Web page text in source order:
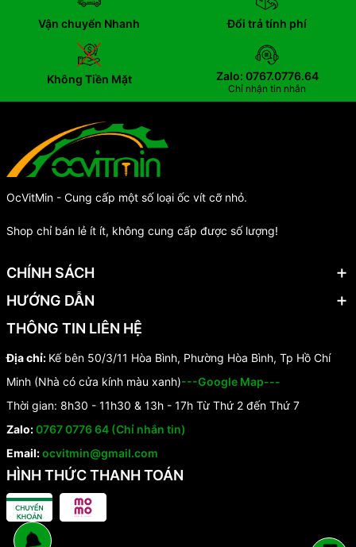
Vận chuyển Nhanh Đổi trả tính phí
Không Tiền Mặt Zalo: 0767.0776.64
Chỉ nhận tin nhắn
OcVitMin - Cung cấp một số loại ốc vít cỡ nhỏ.
Shop chỉ bán lẻ ít ít, không cung cấp được số lượng!
CHÍNH SÁCH
HƯỚNG DẪN
THÔNG TIN LIÊN HỆ
Địa chỉ: Kế bên 50/3/11 Hòa Bình, Phường Hòa Bình, Tp Hồ Chí
Minh (Nhà có cửa kính màu xanh)---Google Map---
Thời gian: 8h30 - 11h30 & 13h - 17h Từ Thứ 2 đến Thứ 7
Zalo:0767 0776 64 (Chỉ nhắn tin)
Email:ocvitmin@gmail.com
HÌNH THỨC THANH TOÁN